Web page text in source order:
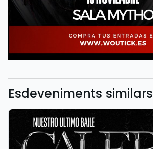
Esdeveniments similars